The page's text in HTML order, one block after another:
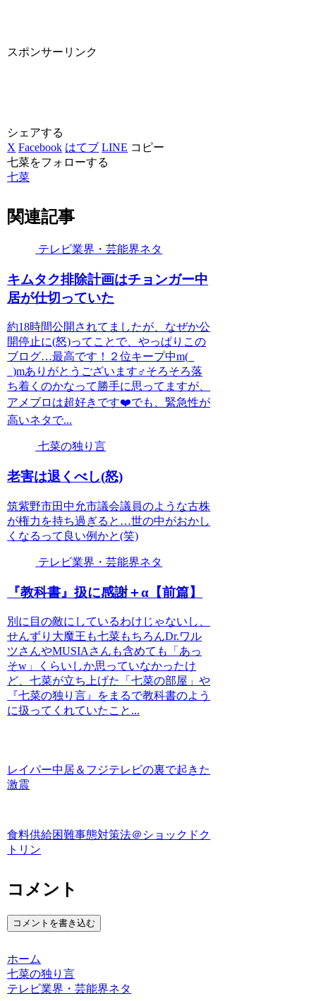
スポンサーリンク
シェアする
X Facebook はてブ LINE コピー
七菜をフォローする
七菜
関連記事
テレビ業界・芸能界ネタ
キムタク排除計画はチョンガー中
居が仕切っていた
約18時間公開されてましたが、なぜか公
開停止に(怒)ってことで、やっぱりこの
ブログ…最高です！２位キープ中m(_
_)mありがとうございます‍♂️そろそろ落
ち着くのかなって勝手に思ってますが、
アメブロは超好きです❤️でも、緊急性が
高いネタで...
七菜の独り言
老害は退くべし(怒)
筑紫野市田中允市議会議員のような古株
が権力を持ち過ぎると…世の中がおかし
くなるって良い例かと(笑)
テレビ業界・芸能界ネタ
『教科書』扱に感謝＋α【前篇】
別に目の敵にしているわけじゃないし、
せんずり大魔王も七菜もちろんDr.ワル
ツさんやMUSIAさんも含めても「あっ
そw」くらいしか思っていなかったけ
ど、七菜が立ち上げた「七菜の部屋」や
『七菜の独り言』をまるで教科書のよう
に扱ってくれていたこと...
レイパー中居＆フジテレビの裏で起きた
激震
食料供給困難事態対策法＠ショックドク
トリン
コメント
コメントを書き込む
ホーム
七菜の独り言
テレビ業界・芸能界ネタ